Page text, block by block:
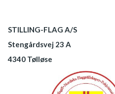
STILLING-FLAG A/S
Stengårdsvej 23 A
4340 Tølløse